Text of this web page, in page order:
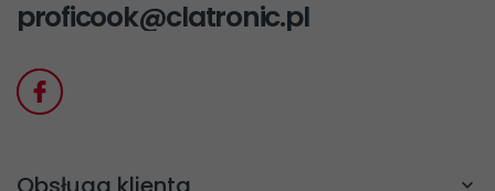
proficook@clatronic.pl